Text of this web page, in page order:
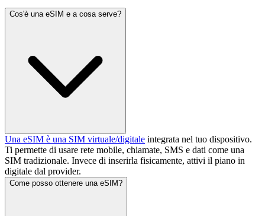
Cos'è una eSIM e a cosa serve?
Una eSIM è una SIM virtuale/digitale integrata nel tuo dispositivo.
Ti permette di usare rete mobile, chiamate, SMS e dati come una
SIM tradizionale. Invece di inserirla fisicamente, attivi il piano in
digitale dal provider.
Come posso ottenere una eSIM?